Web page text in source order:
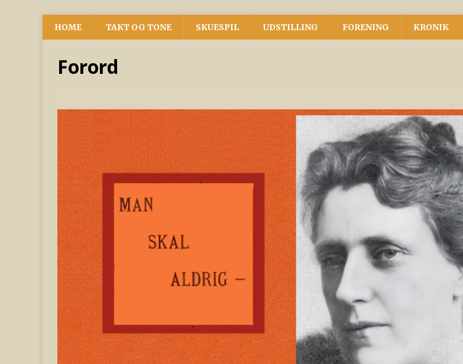
HOME TAKT OG TONE SKUESPIL UDSTILLING FORENING KRONIK
Forord